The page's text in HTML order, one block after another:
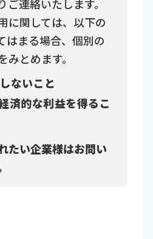
連絡いたします。
に関しては、以下の
はまる場合、個別の
とめます。
ないこと
済的な利益を得るこ
たい企業様はお問い